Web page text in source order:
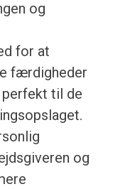
og
for at
færdigheder
til de
og